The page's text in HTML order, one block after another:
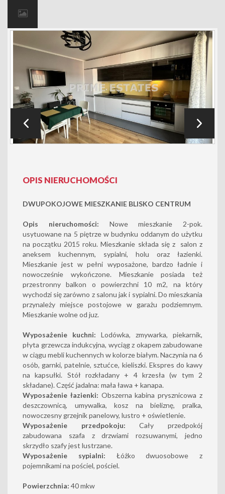
OPIS NIERUCHOMOŚCI
DWUPOKOJOWE MIESZKANIE BLISKO CENTRUM
Opis nieruchomości: Nowe mieszkanie 2-pok.
usytuowane na 5 piętrze w budynku oddanym do użytku
na początku 2015 roku. Mieszkanie składa się z salon z
aneksem kuchennym, sypialni, holu oraz łazienki.
Mieszkanie jest w pełni wyposażone, bardzo ładnie i
nowocześnie wykończone. Mieszkanie posiada też
przestronny balkon o powierzchni 10 m2, na który
wychodzi się zarówno z salonu jak i sypialni. Do mieszkania
przynależy miejsce postojowe w garażu podziemnym.
Mieszkanie wolne od juz.
Wyposażenie kuchni: Lodówka, zmywarka, piekarnik,
płyta grzewcza indukcyjna, wyciąg z okapem zabudowane
w ciągu mebli kuchennych w kolorze białym. Naczynia na 6
osób, garnki, patelnie, sztućce, kieliszki. Ekspres do kawy
na kapsułki. Stół rozkładany + 4 krzesła (w tym 2
składane). Część jadalna: mała ława + kanapa.
Wyposażenie łazienki: Obszerna kabina prysznicowa z
deszczownicą, umywalka, kosz na bieliznę, pralka,
nowoczesny grzejnik panelowy, lustro + oświetlenie.
Wyposażenie przedpokoju: Cały przedpokój
zabudowana szafa z drzwiami rozsuwanymi, jedno
skrzydło szafy jest lustrzane.
Wyposażenie sypialni: Łóżko dwuosobowe z
pojemnikami na pościel, pościel.
Powierzchnia: 40 mkw